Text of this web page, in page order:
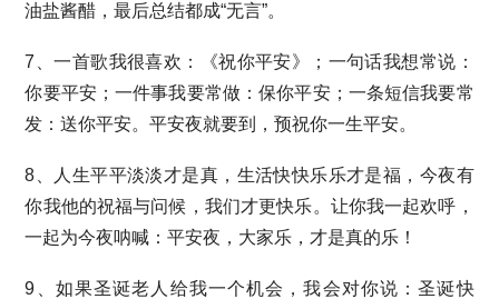
油盐酱醋，最后总结都成“无言”。
7、一首歌我很喜欢：《祝你平安》；一句话我想常说：
你要平安；一件事我要常做：保你平安；一条短信我要常
发：送你平安。平安夜就要到，预祝你一生平安。
8、人生平平淡淡才是真，生活快快乐乐才是福，今夜有
你我他的祝福与问候，我们才更快乐。让你我一起欢呼，
一起为今夜呐喊：平安夜，大家乐，才是真的乐！
9、如果圣诞老人给我一个机会，我会对你说：圣诞快